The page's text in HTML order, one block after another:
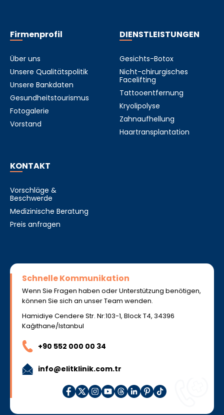
Firmenprofil
Über uns
Unsere Qualitätspolitik
Unsere Bankdaten
Gesundheitstourismus
Fotogalerie
Vorstand
DIENSTLEISTUNGEN
Gesichts-Botox
Nicht-chirurgisches
Facelifting
Tattooentfernung
Kryolipolyse
Zahnaufhellung
Haartransplantation
KONTAKT
Vorschläge &
Beschwerde
Medizinische Beratung
Preis anfragen
Schnelle Kommunikation
Wenn Sie Fragen haben oder Unterstützung benötigen,
können Sie sich an unser Team wenden.
Hamidiye Cendere Str. Nr:103-1, Block T4, 34396
Kağıthane/Istanbul
+90 552 000 00 34
info@elitklinik.com.tr